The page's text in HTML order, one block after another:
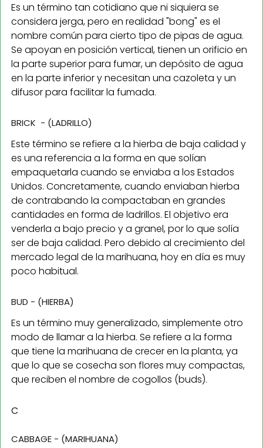
Es un término tan cotidiano que ni siquiera se
considera jerga, pero en realidad "bong" es el
nombre común para cierto tipo de pipas de agua.
Se apoyan en posición vertical, tienen un orificio en
la parte superior para fumar, un depósito de agua
en la parte inferior y necesitan una cazoleta y un
difusor para facilitar la fumada.
BRICK - (LADRILLO)
Este término se refiere a la hierba de baja calidad y
es una referencia a la forma en que solían
empaquetarla cuando se enviaba a los Estados
Unidos. Concretamente, cuando enviaban hierba
de contrabando la compactaban en grandes
cantidades en forma de ladrillos. El objetivo era
venderla a bajo precio y a granel, por lo que solía
ser de baja calidad. Pero debido al crecimiento del
mercado legal de la marihuana, hoy en día es muy
poco habitual.
BUD - (HIERBA)
Es un término muy generalizado, simplemente otro
modo de llamar a la hierba. Se refiere a la forma
que tiene la marihuana de crecer en la planta, ya
que lo que se cosecha son flores muy compactas,
que reciben el nombre de cogollos (buds).
C
CABBAGE - (MARIHUANA)